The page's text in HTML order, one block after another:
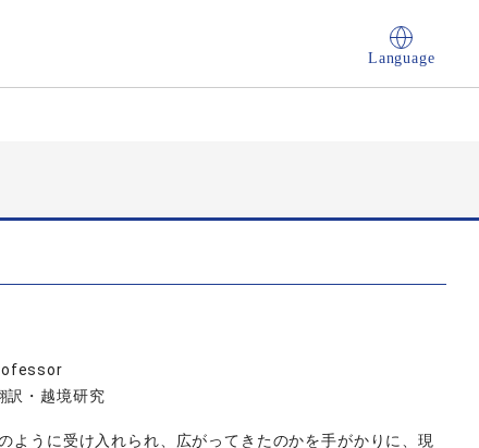
Language
訳・越境研究
ように受け入れられ、広がってきたのかを手がかりに、現